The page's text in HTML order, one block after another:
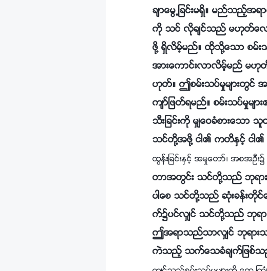
ခ်ာေမြ႕ျခင္းမရွိ။ မည္သည့္
ကို သင္ လိုခ်င္သည္ မဟုတ္ေလာ။
ဖို႔ ရွိလိမ့္မည္။ ထိုသို႔ေသာ စမ္
အားေကာင္းလာလိမ့္မည္ မဟု
ဟုတ္။ ဤစမ္းသပ္မႈမ်ားတြင္
က်ာ္ျဖတ္ရမည္။ စမ္းသပ္မႈမ်ာ
သီးျခင္းကို မွ်ေဝခံစားေသာ
သင္တို႔အဖို႔ ငါ၏ ကတိႏွင့္ ငါ၏
ထြန္းျခင္းႏွင့္ အမႈေတာ္၊ အစအဦ
တာအတြင္း သင္တို႔သည္ ဘုရာ
ပါေစ သင္တို႔သည္ ဆုံးခန္းတို
က္၌ပင္လွ်င္ သင္တို႔သည္ ဘုရားသ
ဤအရာသည္သာလွ်င္ ဘုရားသ
ကဲသည့္ သက္ေသခံခ်က္ျဖစ္သ